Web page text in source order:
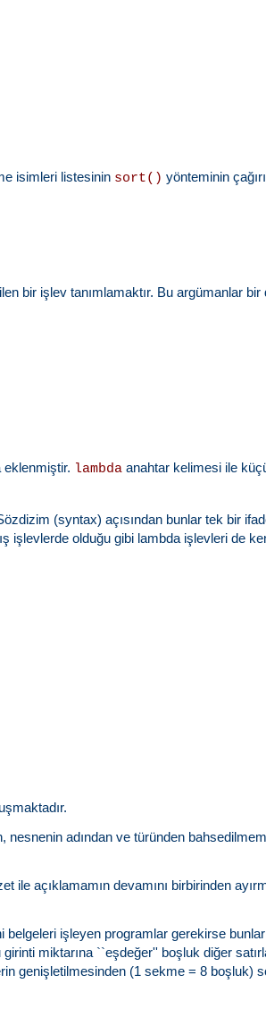
isimleri listesinin sort() yönteminin
bir işlev tanımlamaktır. Bu argümanlar
eklenmiştir. lambda anahtar kelimesi ile
(syntax) açısından bunlar tek bir
işlevlerde olduğu gibi lambda işlevleri de
nesnenin adından ve türünden
açıklamamın devamını birbirinden
işleyen programlar gerekirse
miktarına ``eşdeğer'' boşluk diğer
genişletilmesinden (1 sekme = 8 boşluk)